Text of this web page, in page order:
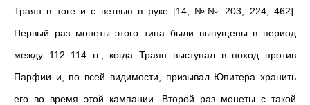
Траян в тоге и с ветвью в руке [14, №№ 203, 224, 462].
Первый раз монеты этого типа были выпущены в период
между 112–114 гг., когда Траян выступал в поход против
Парфии и, по всей видимости, призывал Юпитера хранить
его во время этой кампании. Второй раз монеты с такой